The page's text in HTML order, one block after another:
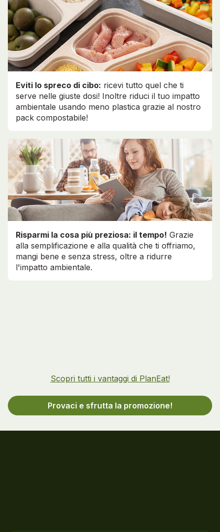
Eviti lo spreco di cibo: ricevi tutto quel che ti
serve nelle giuste dosi! Inoltre riduci il tuo impatto
ambientale usando meno plastica grazie al nostro
pack compostabile!
Risparmi la cosa più preziosa: il tempo! Grazie
alla semplificazione e alla qualità che ti offriamo,
mangi bene e senza stress, oltre a ridurre
l'impatto ambientale.
Scopri tutti i vantaggi di PlanEat!
Provaci e sfrutta la promozione!